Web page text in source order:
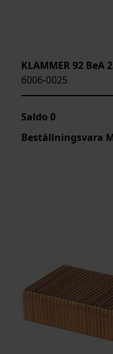
KLAMMER 92 BeA
6006-0025
Saldo 0
Beställningsvara